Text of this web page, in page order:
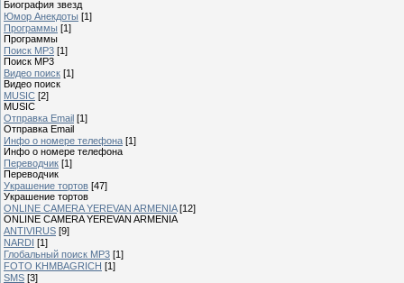
Биография звезд
Юмор Анекдоты [1]
Программы [1]
Программы
Поиск MP3 [1]
Поиск MP3
Видео поиск [1]
Видео поиск
MUSIC [2]
MUSIC
Отправка Email [1]
Отправка Email
Инфо о номере телефона [1]
Инфо о номере телефона
Переводчик [1]
Переводчик
Украшение тортов [47]
Украшение тортов
ONLINE CAMERA YEREVAN ARMENIA [12]
ONLINE CAMERA YEREVAN ARMENIA
ANTIVIRUS [9]
NARDI [1]
Глобальный поиск MP3 [1]
FOTO KHMBAGRICH [1]
SMS [3]